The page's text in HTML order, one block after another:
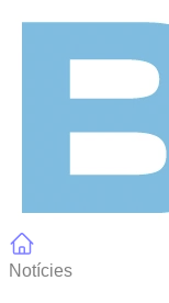
Notícies